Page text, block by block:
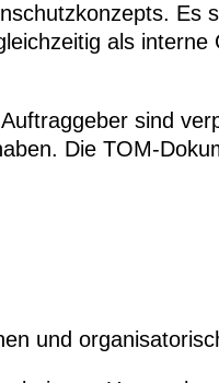
Es
als
sind
Die TOM-
und